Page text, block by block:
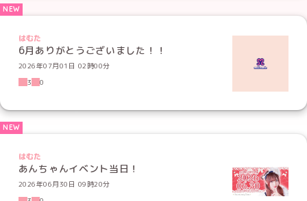
はむた
6月ありがとうございました！！
2026年07月01日 02時00分
3
0
はむた
あんちゃんイベント当日！
2026年06月30日 09時20分